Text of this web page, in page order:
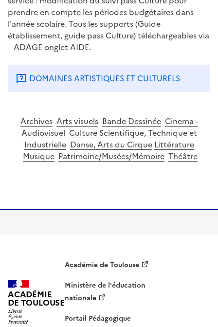
prendre en compte les périodes budgétaires dans
l'année scolaire. Tous les supports (Guide
établissement, guide pass Culture) téléchargeables via
ADAGE onglet AIDE.
DOMAINES ARTISTIQUES ET CULTURELS
Archives Arts visuels Bande Dessinée Cinema -
Audiovisuel Culture Scientifique, Technique et
Industrielle Danse, Arts du Cirque Littérature
Musique Patrimoine/Musées/Mémoire Théâtre
ACADÉMIE
DE TOULOUSE
Académie de Toulouse
Ministère de l'éducation
nationale
Portail Pédagogique